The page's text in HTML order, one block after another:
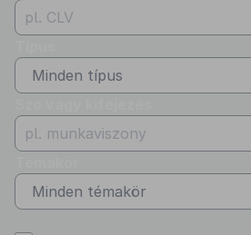
Minden típus
Minden témakör